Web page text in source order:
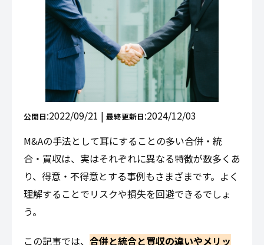
公開日:2022/09/21 | 最終更新日:2024/12/03
M&Aの手法として耳にすることの多い合併・統
合・買収は、実はそれぞれに異なる特徴が数多くあ
り、得意・不得意とする事例もさまざまです。よく
理解することでリスクや損失を回避できるでしょ
う。
この記事では、 合併と統合と買収の違いやメリッ